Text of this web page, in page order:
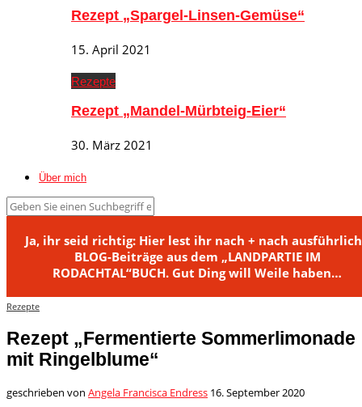
Rezept „Spargel-Linsen-Gemüse“
15. April 2021
Rezepte
Rezept „Mandel-Mürbteig-Eier“
30. März 2021
Über mich
Ja, ihr seid richtig: Hier lest ihr nach + nach
BLOG-Beiträge aus dem „LANDPARTIE IM
RODACHTAL“BUCH. Gut Ding will Weile haben…
Rezepte
Rezept „Fermentierte Sommerlimonade
mit Ringelblume“
geschrieben von Angela Francisca Endress 16. September 2020